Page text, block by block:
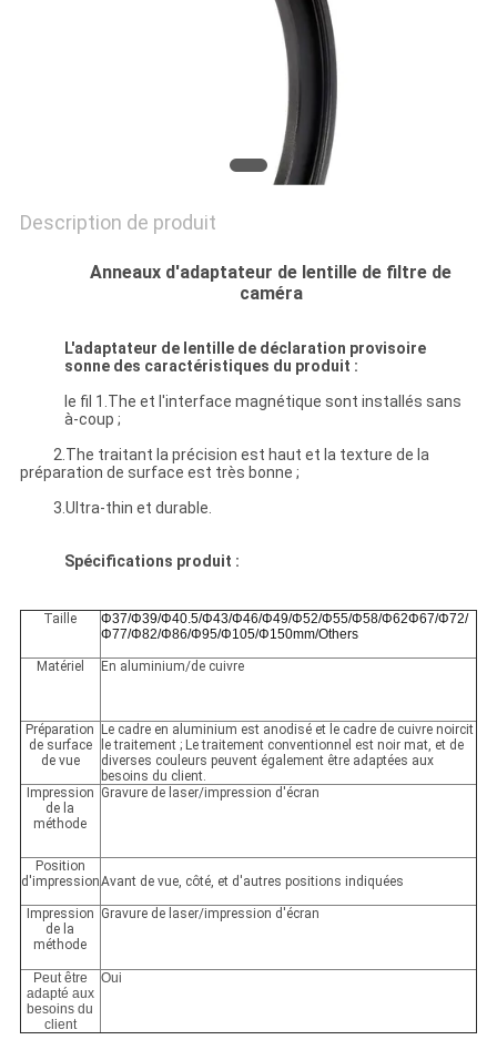
Description de produit
Anneaux d'adaptateur de lentille de filtre de
caméra
L'adaptateur de lentille de déclaration provisoire
sonne des caractéristiques du produit :
le fil 1.The et l'interface magnétique sont installés sans
à-coup ;
2.The traitant la précision est haut et la texture de la
préparation de surface est très bonne ;
3.Ultra-thin et durable.
Spécifications produit :
Taille
Φ37/Φ39/Φ40.5/Φ43/Φ46/Φ49/Φ52/Φ55/Φ58/Φ62Φ67/Φ72/
Φ77/Φ82/Φ86/Φ95/Φ105/Φ150mm/Others
Matériel En aluminium/de cuivre
Préparation
de surface
de vue
Le cadre en aluminium est anodisé et le cadre de cuivre noircit
le traitement ; Le traitement conventionnel est noir mat, et de
diverses couleurs peuvent également être adaptées aux
besoins du client.
Impression
de la
méthode
Gravure de laser/impression d'écran
Position
d'impressionAvant de vue, côté, et d'autres positions indiquées
Impression
de la
méthode
Gravure de laser/impression d'écran
Peut être
adapté aux
besoins du
client
Oui